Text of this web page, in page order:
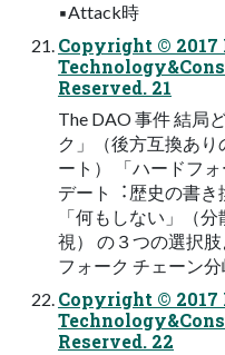
▪Attack時
Copyright © 2017
Reserved. 21
The DAO 事件 結局
ク」（後⽅互換あ
ート） 「ハードフ
デート︓歴史の書き
「何もしない」（
視） の３つの選択
フォーク チェーン
Copyright © 2017
Reserved. 22